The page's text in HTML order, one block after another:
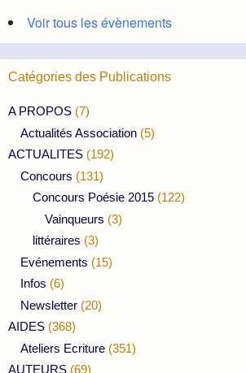
Voir tous les évènements
Catégories des Publications
A PROPOS (7)
Actualités Association (5)
ACTUALITES (192)
Concours (131)
Concours Poésie 2015 (122)
Vainqueurs (3)
littéraires (3)
Evénements (15)
Infos (6)
Newsletter (20)
AIDES (368)
Ateliers Ecriture (351)
AUTEURS (69)